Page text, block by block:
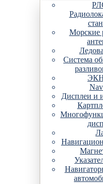
Морские
Система
Дисплеи и